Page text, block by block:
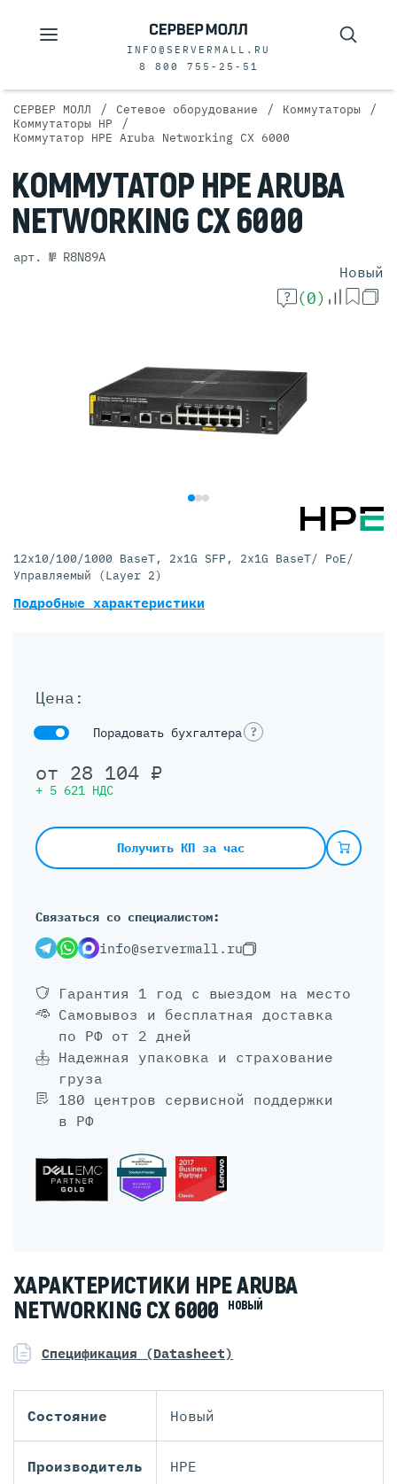
INFO@SERVERMALL.RU
8 800 755-25-51
СЕРВЕР МОЛЛ / Сетевое оборудование / Коммутаторы /
Коммутаторы HP /
Коммутатор HPE Aruba Networking CX 6000
КОММУТАТОР HPE ARUBA
NETWORKING CX6000
арт. № R8N89A
Новый
(0)
Цена:
Порадовать бухгалтера ?
от 28 104 ₽
+ 5 621 НДС
Получить КП за час
Связаться со специалистом:
info@servermall.ru
Гарантия 1 год с выездом на место
Самовывоз и бесплатная доставка
по РФ от 2 дней
Надежная упаковка и страхование
груза
180 центров сервисной поддержки
в РФ
12x10/100/1000 BaseT, 2x1G SFP, 2x1G BaseT/ PoE/
Управляемый (Layer 2)
Подробные характеристики
ХАРАКТЕРИСТИКИ HPE ARUBA
NETWORKING CX 6000
НОВЫЙ
Спецификация (Datasheet)
Состояние Новый
Производитель HPE